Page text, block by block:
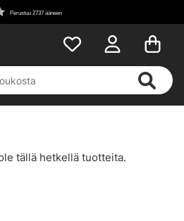
Perustuu 2737 ääneen
tällä hetkellä tuotteita.